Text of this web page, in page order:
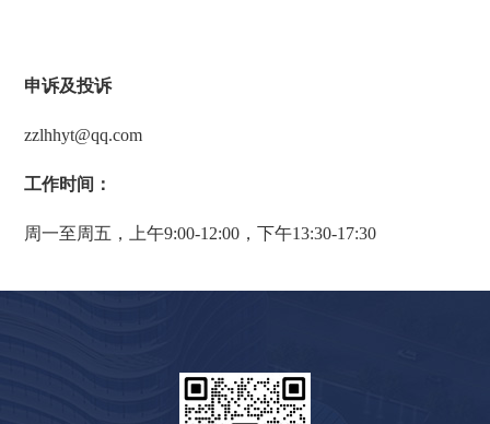
申诉及投诉
zzlhhyt@qq.com
工作时间：
周一至周五，上午9:00-12:00，下午13:30-17:30